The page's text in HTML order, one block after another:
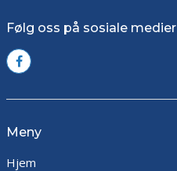
Følg oss på sosiale medier
Meny
Hjem